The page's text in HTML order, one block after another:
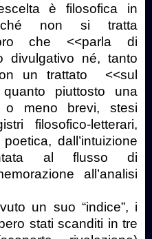
è filosofica in
non si tratta
che <<parla di
divulgativo né, tanto
un trattato
<<sul
piuttosto una
meno brevi, stesi
filosofico-letterari,
dall’intuizione
al flusso di
all’analisi
un suo “indice”, i
stati scanditi in tre